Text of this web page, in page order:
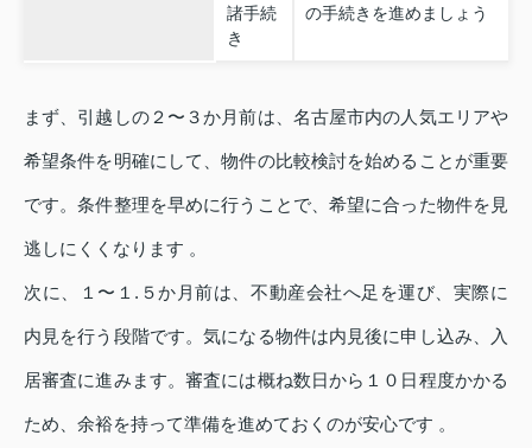
諸手続
き
の手続きを進めましょう
まず、引越しの２〜３か月前は、名古屋市内の人気エリアや
希望条件を明確にして、物件の比較検討を始めることが重要
です。条件整理を早めに行うことで、希望に合った物件を見
逃しにくくなります 。
次に、１〜１.５か月前は、不動産会社へ足を運び、実際に
内見を行う段階です。気になる物件は内見後に申し込み、入
居審査に進みます。審査には概ね数日から１０日程度かかる
ため、余裕を持って準備を進めておくのが安心です 。